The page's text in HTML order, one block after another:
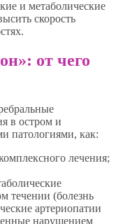
и метаболические
скорость
от чего
в остром и
патологиями, как:
лечения;
течении (болезнь
артериопатии
нарушением